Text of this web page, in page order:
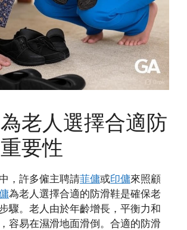
老人選擇合適防
要性
，許多僱主聘請菲傭或印傭來照顧
為老人選擇合適的防滑鞋是確保老
驟。老人由於年齡增長，平衡力和
容易在濕滑地面滑倒。合適的防滑